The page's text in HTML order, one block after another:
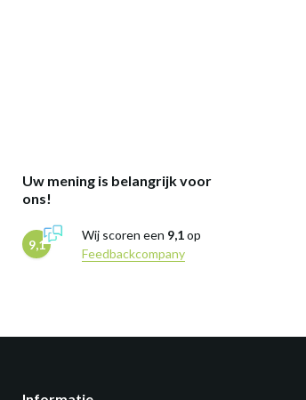
Uw mening is belangrijk voor
ons!
9,1
Wij scoren een 9,1op
Feedbackcompany